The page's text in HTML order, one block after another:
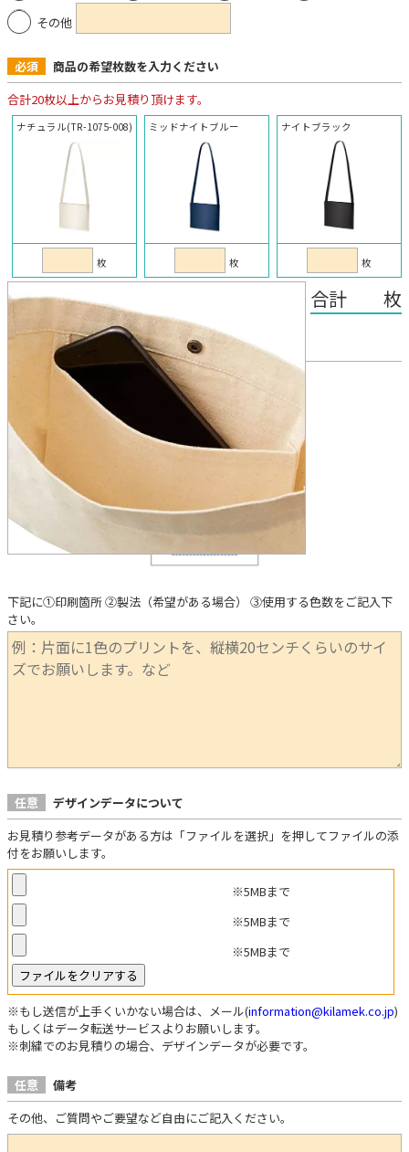
その他
必須
商品の希望枚数を入力ください
合計20枚以上からお見積り頂けます。
ナチュラル(TR-1075-008)
枚
ミッドナイトブルー
枚
ナイトブラック
枚
合計 枚
名入れ(プリント)の内容をご記入ください
下記に①印刷箇所 ②製法（希望がある場合） ③使用する色数をご記入下
さい。
任意
デザインデータについて
お見積り参考データがある方は「ファイルを選択」を押してファイルの添
付をお願いします。
※5MBまで
※5MBまで
※5MBまで
※もし送信が上手くいかない場合は、メール(information@kilamek.co.jp)
もしくはデータ転送サービスよりお願いします。
※刺繍でのお見積りの場合、デザインデータが必要です。
任意
備考
その他、ご質問やご要望など自由にご記入ください。